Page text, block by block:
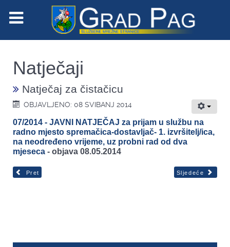
Natječaji
Natječaj za čistačicu
OBJAVLJENO: 08 SVIBANJ 2014
07/2014 - JAVNI NATJEČAJ za prijam u službu na
radno mjesto spremačica-dostavljač- 1. izvršitelj/ica,
na neodređeno vrijeme, uz probni rad od dva
mjeseca - objava 08.05.2014
Pret Sljedeće